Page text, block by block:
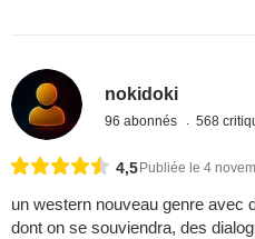
nokidoki
96 abonnés 568
4,5 Publiée le 4
un western nouveau genre avec
dont on se souviendra, des